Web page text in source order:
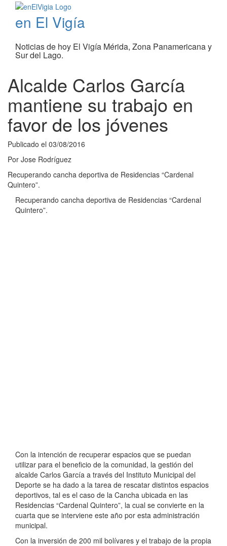
en El Vigía
Noticias de hoy El Vigía Mérida, Zona Panamericana y
Sur del Lago.
Alcalde Carlos García
mantiene su trabajo en
favor de los jóvenes
Publicado el 03/08/2016
Por Jose Rodríguez
Recuperando cancha deportiva de Residencias “Cardenal
Quintero”.
Recuperando cancha deportiva de Residencias “Cardenal
Quintero”.
Con la intención de recuperar espacios que se puedan
utilizar para el beneficio de la comunidad, la gestión del
alcalde Carlos García a través del Instituto Municipal del
Deporte se ha dado a la tarea de rescatar distintos espacios
deportivos, tal es el caso de la Cancha ubicada en las
Residencias “Cardenal Quintero”, la cual se convierte en la
cuarta que se interviene este año por esta administración
municipal.
Con la inversión de 200 mil bolívares y el trabajo de la propia